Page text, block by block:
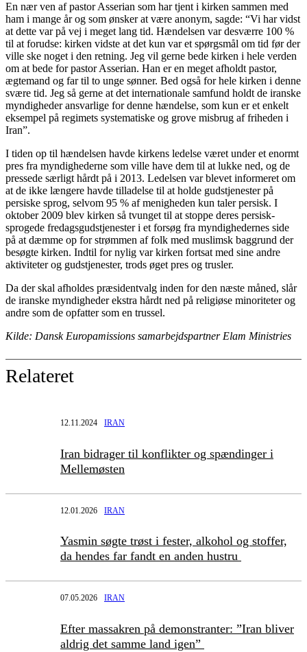
En nær ven af pastor Asserian som har tjent i kirken sammen med
ham i mange år og som ønsker at være anonym, sagde: “Vi har vidst
at dette var på vej i meget lang tid. Hændelsen var desværre 100 %
til at forudse: kirken vidste at det kun var et spørgsmål om tid før der
ville ske noget i den retning. Jeg vil gerne bede kirken i hele verden
om at bede for pastor Asserian. Han er en meget afholdt pastor,
ægtemand og far til to unge sønner. Bed også for hele kirken i denne
svære tid. Jeg så gerne at det internationale samfund holdt de iranske
myndigheder ansvarlige for denne hændelse, som kun er et enkelt
eksempel på regimets systematiske og grove misbrug af friheden i
Iran”.
I tiden op til hændelsen havde kirkens ledelse været under et enormt
pres fra myndighederne som ville have dem til at lukke ned, og de
pressede særligt hårdt på i 2013. Ledelsen var blevet informeret om
at de ikke længere havde tilladelse til at holde gudstjenester på
persiske sprog, selvom 95 % af menigheden kun taler persisk. I
oktober 2009 blev kirken så tvunget til at stoppe deres persisk-
sprogede fredagsgudstjenester i et forsøg fra myndighedernes side
på at dæmme op for strømmen af folk med muslimsk baggrund der
besøgte kirken. Indtil for nylig var kirken fortsat med sine andre
aktiviteter og gudstjenester, trods øget pres og trusler.
Da der skal afholdes præsidentvalg inden for den næste måned, slår
de iranske myndigheder ekstra hårdt ned på religiøse minoriteter og
andre som de opfatter som en trussel.
Kilde: Dansk Europamissions samarbejdspartner Elam Ministries
Relateret
12.11.2024 IRAN
Iran bidrager til konflikter og spændinger i
Mellemøsten
12.01.2026 IRAN
Yasmin søgte trøst i fester, alkohol og stoffer,
da hendes far fandt en anden hustru
07.05.2026 IRAN
Efter massakren på demonstranter: ”Iran bliver
aldrig det samme land igen”